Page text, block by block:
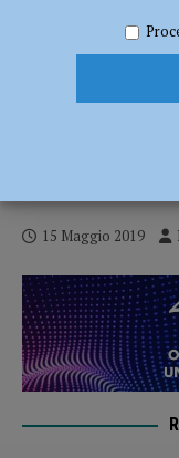
per paesaggi” dal 20 al
racconti collettivi del
“Sette giorni
15 Maggio 2019